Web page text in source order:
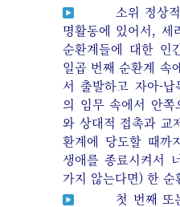
소위 정상
명활동에 있어서, 세
순환계들에 대한 인
일곱 번째 순환계 속
서 출발하고 자아-
의 임무 속에서 안
와 상대적 접촉과 교
환계에 당도할 때까
생애를 종료시켜서
가지 않는다면) 한
첫 번째 또